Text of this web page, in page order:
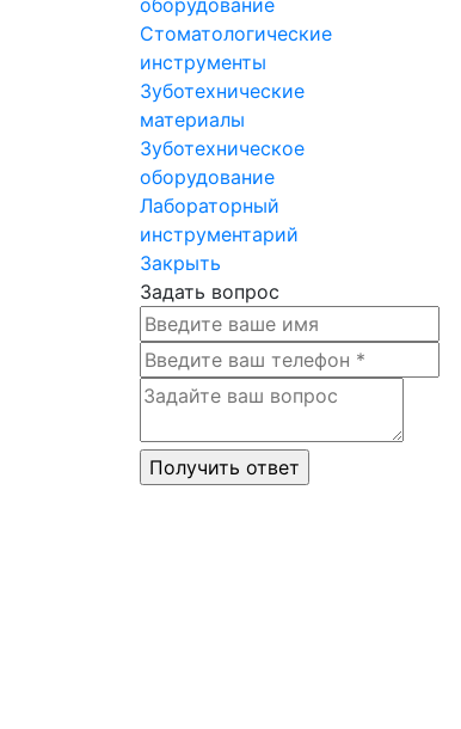
оборудование
Стоматологические
инструменты
Зуботехнические
материалы
Зуботехническое
оборудование
Лабораторный
инструментарий
Закрыть
Задать вопрос